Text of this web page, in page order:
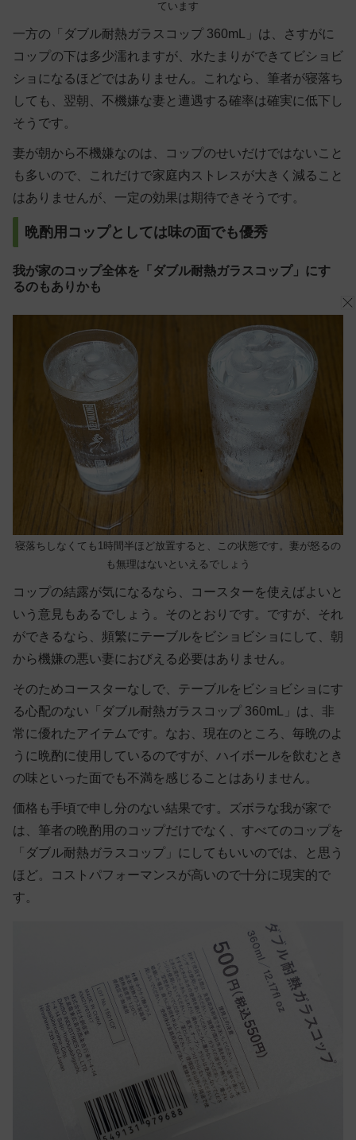
ています
一方の「ダブル耐熱ガラスコップ 360mL」は、さすがに
コップの下は多少濡れますが、水たまりができてビショビ
ショになるほどではありません。これなら、筆者が寝落ち
しても、翌朝、不機嫌な妻と遭遇する確率は確実に低下し
そうです。
妻が朝から不機嫌なのは、コップのせいだけではないこと
も多いので、これだけで家庭内ストレスが大きく減ること
はありませんが、一定の効果は期待できそうです。
晩酌用コップとしては味の面でも優秀
我が家のコップ全体を「ダブル耐熱ガラスコップ」にす
るのもありかも
寝落ちしなくても1時間半ほど放置すると、この状態です。妻が怒るの
も無理はないといえるでしょう
コップの結露が気になるなら、コースターを使えばよいと
いう意見もあるでしょう。そのとおりです。ですが、それ
ができるなら、頻繁にテーブルをビショビショにして、朝
から機嫌の悪い妻におびえる必要はありません。
そのためコースターなしで、テーブルをビショビショにす
る心配のない「ダブル耐熱ガラスコップ 360mL」は、非
常に優れたアイテムです。なお、現在のところ、毎晩のよ
うに晩酌に使用しているのですが、ハイボールを飲むとき
の味といった面でも不満を感じることはありません。
価格も手頃で申し分のない結果です。ズボラな我が家で
は、筆者の晩酌用のコップだけでなく、すべてのコップを
「ダブル耐熱ガラスコップ」にしてもいいのでは、と思う
ほど。コストパフォーマンスが高いので十分に現実的で
す。